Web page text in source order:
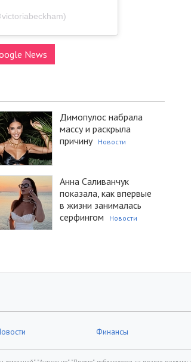
News
Димопулос набрала
массу и раскрыла
причину
Новости
Анна Саливанчук
показала, как впервые
в жизни занималась
серфингом
Новости
Финансы